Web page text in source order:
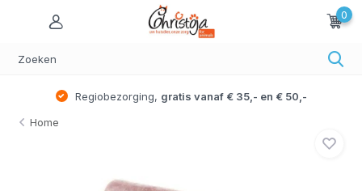
0
Regiobezorging, gratis vanaf € 35,- en € 50,-
Home